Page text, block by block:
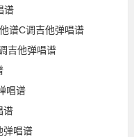
谱
谱C调吉他弹唱谱
吉他弹唱谱
唱谱
谱
弹唱谱